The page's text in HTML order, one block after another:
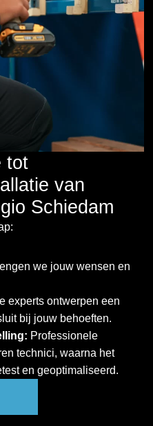
tot
van
Schiedam
we jouw wensen en
experts ontwerpen een
bij jouw behoeften.
Professionele
technici, waarna het
en geoptimaliseerd.